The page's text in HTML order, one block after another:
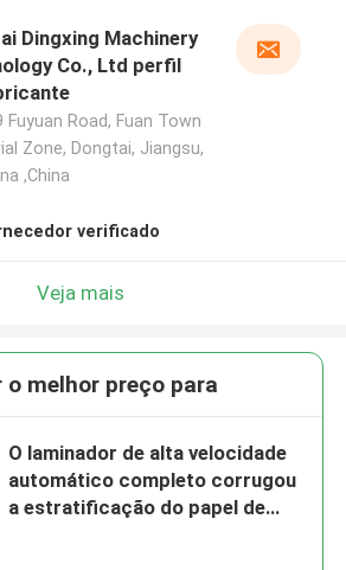
Dingxing Machinery
Co., Ltd perfil
Fuyuan Road, Fuan Town
Zone, Dongtai, Jiangsu,
,China
verificado
Veja mais
o melhor preço para
O laminador de alta velocidade
automático completo corrugou
a estratificação do papel de